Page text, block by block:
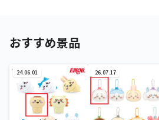
おすすめ景品
24.06.01 26.07.17